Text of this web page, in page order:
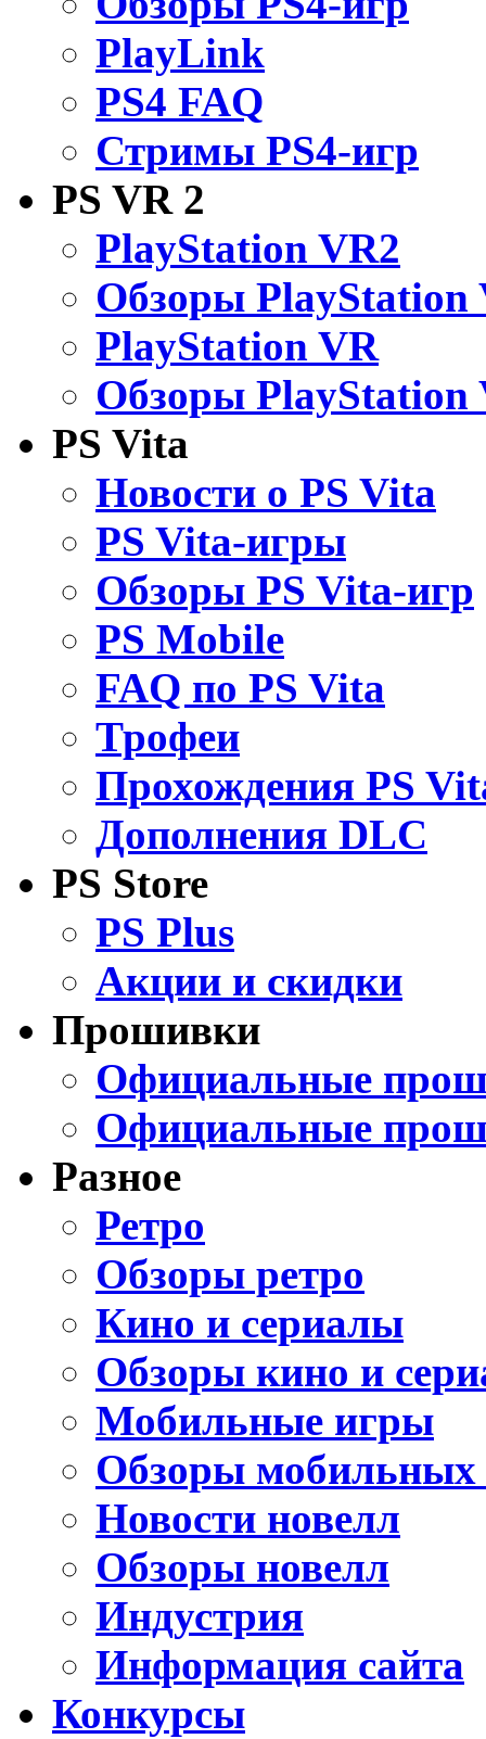
PlayLink
PS4 FAQ
Стримы PS4-игр
PS VR 2
PlayStation VR2
Обзоры PlayStation
PlayStation VR
Обзоры PlayStation
PS Vita
Новости о PS Vita
PS Vita-игры
Обзоры PS Vita-игр
PS Mobile
FAQ по PS Vita
Трофеи
Прохождения PS
Дополнения DLC
PS Store
PS Plus
Акции и скидки
Прошивки
Официальные
Официальные
Разное
Ретро
Обзоры ретро
Кино и сериалы
Обзоры кино и
Мобильные игры
Обзоры мобильных
Новости новелл
Обзоры новелл
Индустрия
Информация сайта
Конкурсы